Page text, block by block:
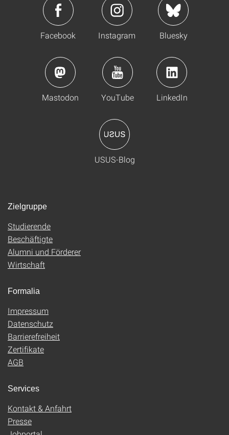
Facebook Instagram Bluesky
Mastodon YouTube LinkedIn
USUS-Blog
Zielgruppe
Studierende
Beschäftigte
Alumni und Förderer
Wirtschaft
Formalia
Impressum
Datenschutz
Barrierefreiheit
Zertifikate
AGB
Services
Kontakt & Anfahrt
Presse